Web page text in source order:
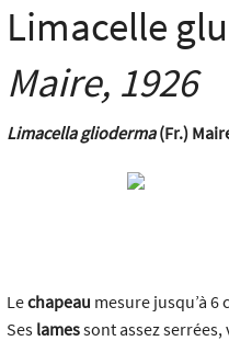
Limacelle
Maire, 1926
Limacella glioderma(Fr.)
Lechapeau mesure jusqu’à 6
Ses lamessont assez